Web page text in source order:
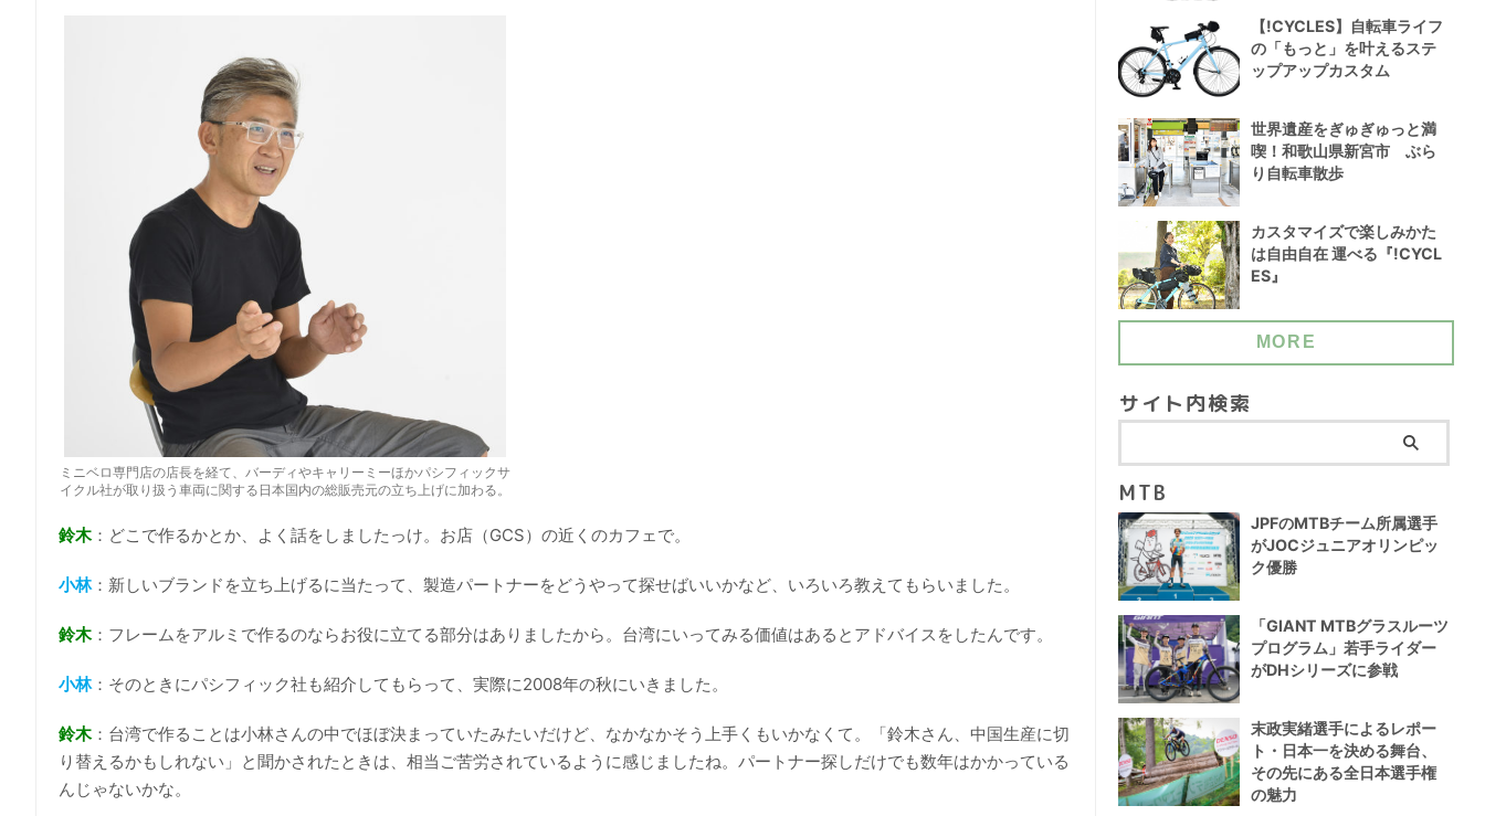
ミニベロ専門店の店長を経て、バーディやキャリーミーほかパシフィックサ
イクル社が取り扱う車両に関する日本国内の総販売元の立ち上げに加わる。
鈴木：どこで作るかとか、よく話をしましたっけ。お店（GCS）の近くのカフェで。
小林：新しいブランドを立ち上げるに当たって、製造パートナーをどうやって探せばいいかなど、いろいろ教えてもらいました。
鈴木：フレームをアルミで作るのならお役に立てる部分はありましたから。台湾にいってみる価値はあるとアドバイスをしたんです。
小林：そのときにパシフィック社も紹介してもらって、実際に2008年の秋にいきました。
鈴木：台湾で作ることは小林さんの中でほぼ決まっていたみたいだけど、なかなかそう上手くもいかなくて。「鈴木さん、中国生産に切
り替えるかもしれない」と聞かされたときは、相当ご苦労されているように感じましたね。パートナー探しだけでも数年はかかっている
んじゃないかな。
【!CYCLES】自転車ライフ
の「もっと」を叶えるステ
ップアップカスタム
世界遺産をぎゅぎゅっと満
喫！和歌山県新宮市 ぶら
り自転車散歩
カスタマイズで楽しみかた
は自由自在 運べる『!CYCL
ES』
MORE
サイト内検索
MTB
JPFのMTBチーム所属選手
がJOCジュニアオリンピッ
ク優勝
「GIANT MTBグラスルーツ
プログラム」若手ライダー
がDHシリーズに参戦
末政実緒選手によるレポー
ト・日本一を決める舞台、
その先にある全日本選手権
の魅力